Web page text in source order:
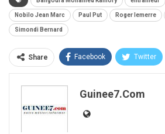
Nobilo Jean Marc Paul Put Roger lemerre
Simondi Bernard
Share Facebook Twitter
Guinee7.com